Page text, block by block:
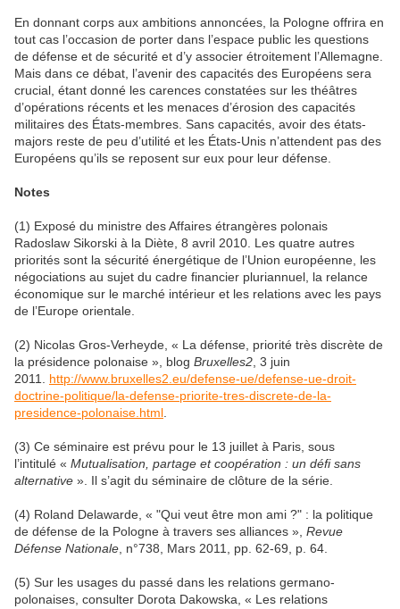
En donnant corps aux ambitions annoncées, la Pologne offrira en
tout cas l’occasion de porter dans l’espace public les questions
de défense et de sécurité et d’y associer étroitement l’Allemagne.
Mais dans ce débat, l’avenir des capacités des Européens sera
crucial, étant donné les carences constatées sur les théâtres
d’opérations récents et les menaces d’érosion des capacités
militaires des États-membres. Sans capacités, avoir des états-
majors reste de peu d’utilité et les États-Unis n’attendent pas des
Européens qu’ils se reposent sur eux pour leur défense.
Notes
(1) Exposé du ministre des Affaires étrangères polonais
Radoslaw Sikorski à la Diète, 8 avril 2010 Les quatre autres
priorités sont la sécurité énergétique de l’Union européenne, les
négociations au sujet du cadre financier pluriannuel, la relance
économique sur le marché intérieur et les relations avec les pays
de l’Europe orientale
(2) Nicolas Gros-Verheyde, « La défense, priorité très discrète de
la présidence polonaise », blog Bruxelles2 , 3 juin
2011. http://www.bruxelles2.eu/defense-ue/defense-ue-droit-
doctrine-politique/la-defense-priorite-tres-discrete-de-la-
presidence-polonaise.html
(3) Ce séminaire est prévu pour le 13 juillet à Paris, sous
l’intitulé « Mutualisation, partage et coopération : un défi sans
alternative » . Il s’agit du séminaire de clôture de la série.
(4) Roland Delawarde, « "Qui veut être mon ami ?" : la politique
de défense de la Pologne à travers ses alliances », Revue
Défense Nationale , n°738, Mars 2011, pp. 62-69, p. 64.
(5) Sur les usages du passé dans les relations germano-
polonaises, consulter Dorota Dakowska, « Les relations